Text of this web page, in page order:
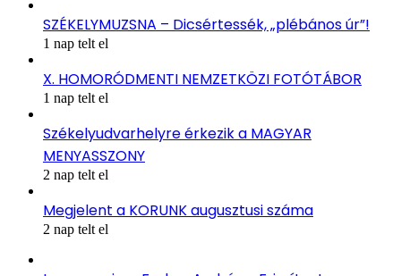
SZÉKELYMUZSNA – Dicsértessék, „plébános úr”!
1 nap telt el
X. HOMORÓDMENTI NEMZETKÖZI FOTÓTÁBOR
1 nap telt el
Székelyudvarhelyre érkezik a MAGYAR
MENYASSZONY
2 nap telt el
Megjelent a KORUNK augusztusi száma
2 nap telt el